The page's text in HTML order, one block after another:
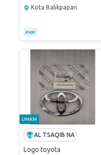
Kota Balikpapan
PKP
UMKM
AL TSAQIB NA
Logo toyota